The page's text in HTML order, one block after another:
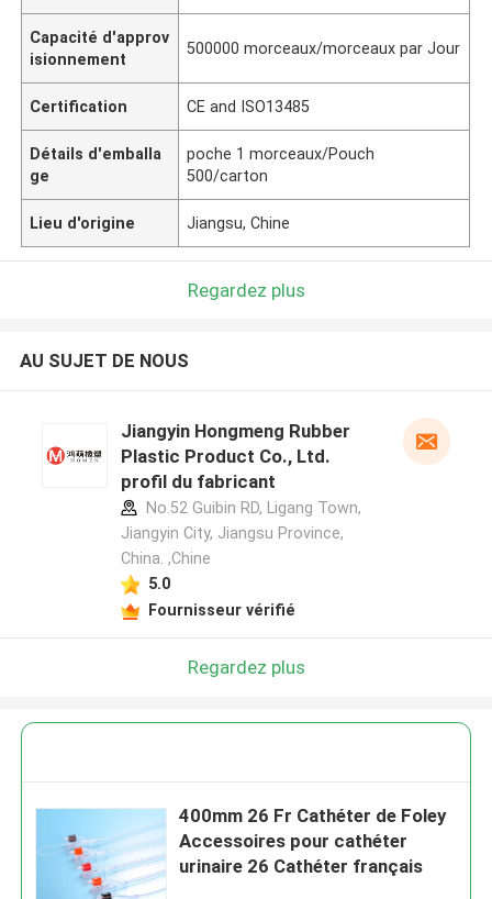
Capacité d'approv
isionnement
500000 morceaux/morceaux par Jour
Certification CE and ISO13485
Détails d'emballa
ge
poche 1 morceaux/Pouch
500/carton
Lieu d'origine Jiangsu, Chine
Regardez plus
AU SUJET DE NOUS
Jiangyin Hongmeng Rubber
Plastic Product Co., Ltd.
profil du fabricant
No.52 Guibin RD, Ligang Town,
Jiangyin City, Jiangsu Province,
China. ,Chine
5.0
Fournisseur vérifié
Regardez plus
400mm 26 Fr Cathéter de Foley
Accessoires pour cathéter
urinaire 26 Cathéter français